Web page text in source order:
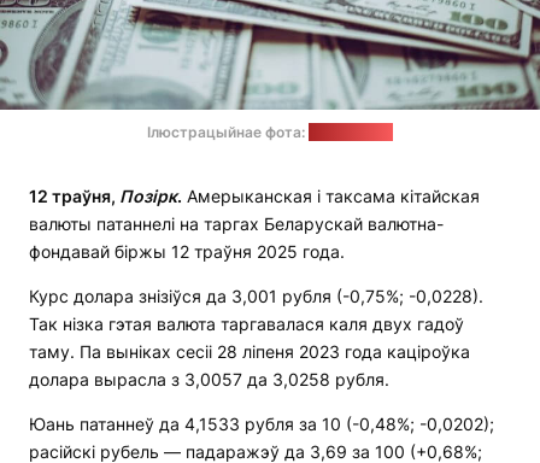
Ілюстрацыйнае фота:
12 траўня, Позірк. Амерыканская і таксама кітайская
валюты патаннелі на таргах Беларускай валютна-
фондавай біржы 12 траўня 2025 года.
Курс долара знізіўся да 3,001 рубля (-0,75%; -0,0228).
Так нізка гэтая валюта таргавалася каля двух гадоў
таму. Па выніках сесіі 28 ліпеня 2023 года каціроўка
долара вырасла з 3,0057 да 3,0258 рубля.
Юань патаннеў да 4,1533 рубля за 10 (-0,48%; -0,0202);
расійскі рубель — падаражэў да 3,69 за 100 (+0,68%;